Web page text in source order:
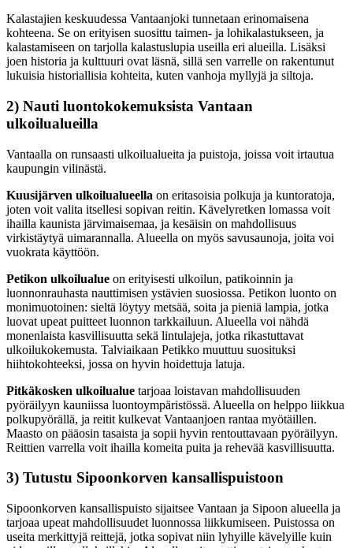
Kalastajien keskuudessa Vantaanjoki tunnetaan erinomaisena
kohteena. Se on erityisen suosittu taimen- ja lohikalastukseen, ja
kalastamiseen on tarjolla kalastuslupia useilla eri alueilla. Lisäksi
joen historia ja kulttuuri ovat läsnä, sillä sen varrelle on rakentunut
lukuisia historiallisia kohteita, kuten vanhoja myllyjä ja siltoja.
2) Nauti luontokokemuksista Vantaan
ulkoilualueilla
Vantaalla on runsaasti ulkoilualueita ja puistoja, joissa voit irtautua
kaupungin vilinästä.
Kuusijärven ulkoilualueella on eritasoisia polkuja ja kuntoratoja,
joten voit valita itsellesi sopivan reitin. Kävelyretken lomassa voit
ihailla kaunista järvimaisemaa, ja kesäisin on mahdollisuus
virkistäytyä uimarannalla. Alueella on myös savusaunoja, joita voi
vuokrata käyttöön.
Petikon ulkoilualue on erityisesti ulkoilun, patikoinnin ja
luonnonrauhasta nauttimisen ystävien suosiossa. Petikon luonto on
monimuotoinen: sieltä löytyy metsää, soita ja pieniä lampia, jotka
luovat upeat puitteet luonnon tarkkailuun. Alueella voi nähdä
monenlaista kasvillisuutta sekä lintulajeja, jotka rikastuttavat
ulkoilukokemusta. Talviaikaan Petikko muuttuu suosituksi
hiihtokohteeksi, jossa on hyvin hoidettuja latuja.
Pitkäkosken ulkoilualue tarjoaa loistavan mahdollisuuden
pyöräilyyn kauniissa luontoympäristössä. Alueella on helppo liikkua
polkupyörällä, ja reitit kulkevat Vantaanjoen rantaa myötäillen.
Maasto on pääosin tasaista ja sopii hyvin rentouttavaan pyöräilyyn.
Reittien varrella voit ihailla komeita puita ja rehevää kasvillisuutta.
3) Tutustu Sipoonkorven kansallispuistoon
Sipoonkorven kansallispuisto sijaitsee Vantaan ja Sipoon alueella ja
tarjoaa upeat mahdollisuudet luonnossa liikkumiseen. Puistossa on
useita merkittyjä reittejä, jotka sopivat niin lyhyille kävelyille kuin